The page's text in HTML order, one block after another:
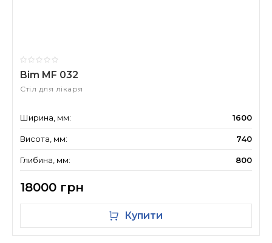
Bim MF 032
Стіл для лікаря
Ширина, мм: 1600
Висота, мм: 740
Глибина, мм: 800
18000 грн
Купити